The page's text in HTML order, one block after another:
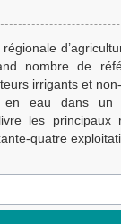
nombre de
irrigants et
en eau dans un
les principaux
quatre